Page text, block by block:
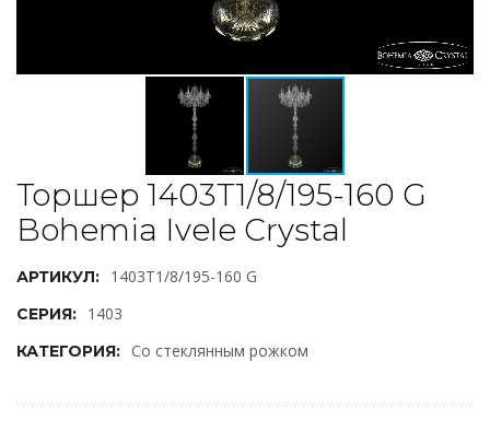
Торшер 1403T1/8/195-160 G
Bohemia Ivele Crystal
АРТИКУЛ: 1403T1/8/195-160 G
СЕРИЯ: 1403
КАТЕГОРИЯ: Со стеклянным рожком